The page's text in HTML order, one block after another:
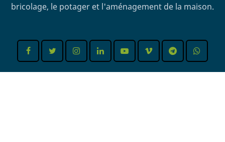
bricolage, le potager et l'aménagement de la maison.